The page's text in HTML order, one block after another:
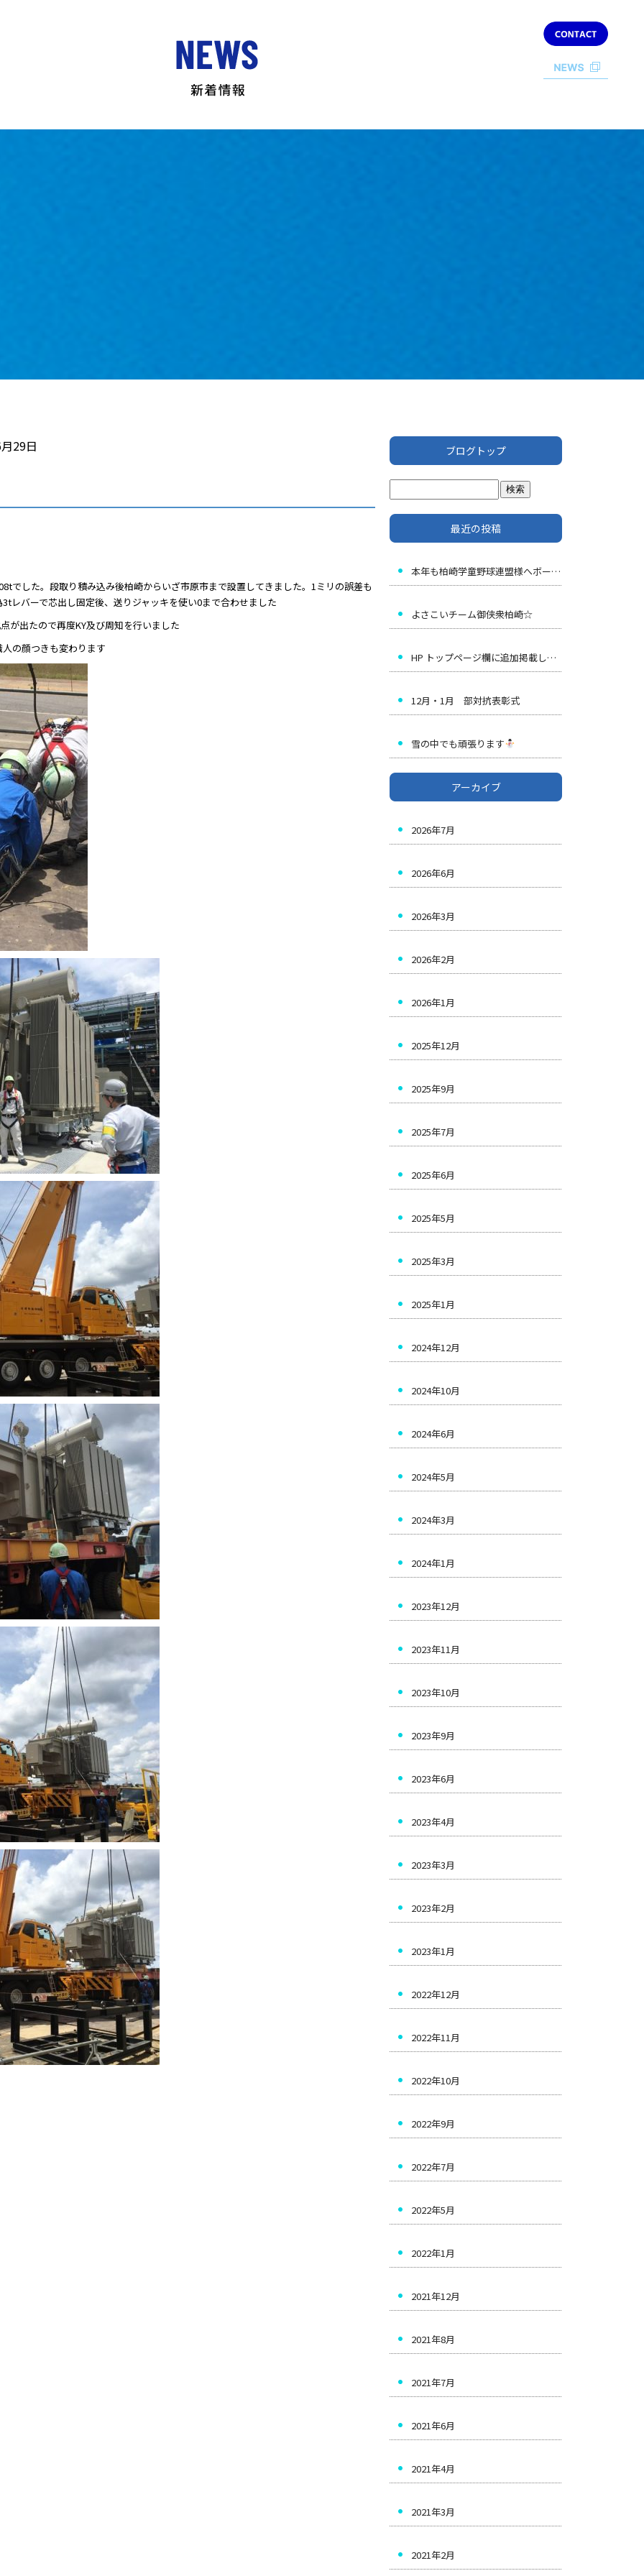
29日
でした。段取り積み込み後柏崎からいざ市原市まで設置してきました。1ミリの誤差も
レバーで芯出し固定後、送りジャッキを使い0まで合わせました
が出たので再度KY及び周知を行いました
の顔つきも変わります
ブログトップ
最近の投稿
本年も柏崎学童野球連盟様へボールの寄贈を
よさこいチーム御侠衆柏崎☆
HP トップページ欄に追加掲載しました☆
12月・1月 部対抗表彰式
雪の中でも頑張ります
アーカイブ
2026年7月
2026年6月
2026年3月
2026年2月
2026年1月
2025年12月
2025年9月
2025年7月
2025年6月
2025年5月
2025年3月
2025年1月
2024年12月
2024年10月
2024年6月
2024年5月
2024年3月
2024年1月
2023年12月
2023年11月
2023年10月
2023年9月
2023年6月
2023年4月
2023年3月
2023年2月
2023年1月
2022年12月
2022年11月
2022年10月
2022年9月
2022年7月
2022年5月
2022年1月
2021年12月
2021年8月
2021年7月
2021年6月
2021年4月
2021年3月
2021年2月